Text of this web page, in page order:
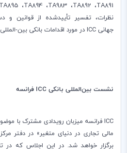
TA891‌، TA892‌، TA983‌،TA894‌، TA895
نظرات، تفسیر تأییدشده از قوانین و
جهانی ICC در مورد اقدامات بانکی بین-
نشست بینالمللی بانکی ICC فرانسه
ICCفرانسه میزبان رویدادی مشترک با
مالی تجاری در دنیای متغیر» در دفتر